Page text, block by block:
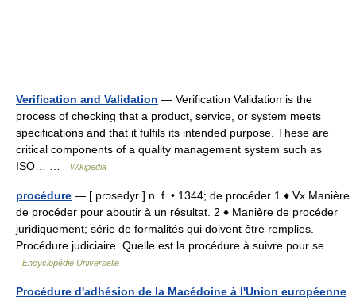
Verification and Validation — Verification Validation is the
process of checking that a product, service, or system meets
specifications and that it fulfils its intended purpose. These are
critical components of a quality management system such as
ISO… …
Wikipedia
procédure — [ prɔsedyr ] n. f. • 1344; de procéder 1 ♦ Vx Manière
de procéder pour aboutir à un résultat. 2 ♦ Manière de procéder
juridiquement; série de formalités qui doivent être remplies.
Procédure judiciaire. Quelle est la procédure à suivre pour se… …
Encyclopédie Universelle
Procédure d'adhésion de la Macédoine à l'Union européenne